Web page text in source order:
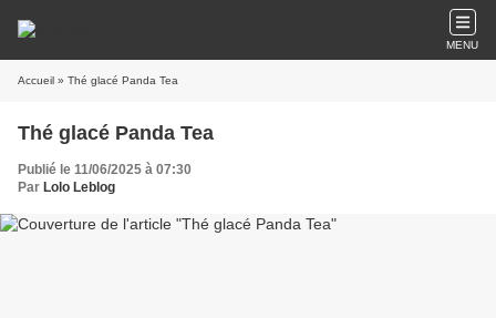
MENU
Accueil » Thé glacé Panda Tea
Thé glacé Panda Tea
Publié le 11/06/2025 à 07:30
Par Lolo Leblog